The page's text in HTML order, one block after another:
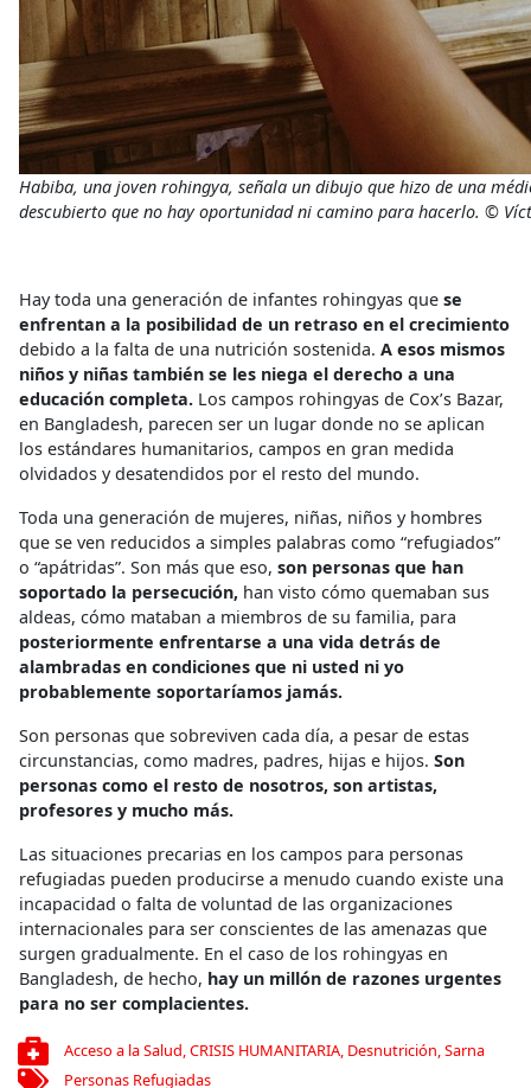
Habiba, una joven rohingya, señala un dibujo que hizo de una
descubierto que no hay oportunidad ni camino para hacerlo. ©
Hay toda una generación de infantes rohingyas que se
enfrentan a la posibilidad de un retraso en el crecimiento
debido a la falta de una nutrición sostenida. A esos mismos
niños y niñas también se les niega el derecho a una
educación completa. Los campos rohingyas de Cox’s Bazar,
en Bangladesh, parecen ser un lugar donde no se aplican
los estándares humanitarios, campos en gran medida
olvidados y desatendidos por el resto del mundo.
Toda una generación de mujeres, niñas, niños y hombres
que se ven reducidos a simples palabras como “refugiados”
o “apátridas”. Son más que eso, son personas que han
soportado la persecución, han visto cómo quemaban sus
aldeas, cómo mataban a miembros de su familia, para
posteriormente enfrentarse a una vida detrás de
alambradas en condiciones que ni usted ni yo
probablemente soportaríamos jamás.
Son personas que sobreviven cada día, a pesar de estas
circunstancias, como madres, padres, hijas e hijos. Son
personas como el resto de nosotros, son artistas,
profesores y mucho más.
Las situaciones precarias en los campos para personas
refugiadas pueden producirse a menudo cuando existe una
incapacidad o falta de voluntad de las organizaciones
internacionales para ser conscientes de las amenazas que
surgen gradualmente. En el caso de los rohingyas en
Bangladesh, de hecho, hay un millón de razones urgentes
para no ser complacientes.
Acceso a la Salud,CRISIS HUMANITARIA, Desnutrición,Sarna
Personas Refugiadas